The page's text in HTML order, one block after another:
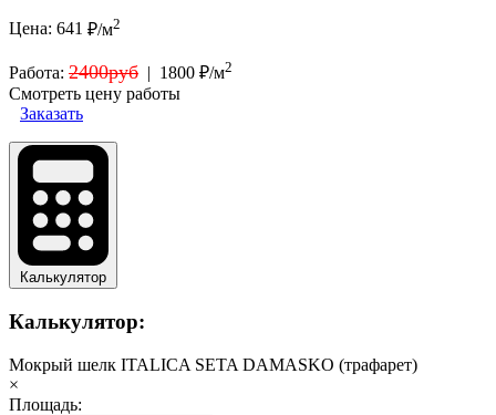
Цена: 641 ₽/м2
Работа: 2400руб | 1800 ₽/м2
Смотреть цену работы
Заказать
Калькулятор
Калькулятор:
Мокрый шелк ITALICA SETA DAMASKO (трафарет)
×
Площадь: